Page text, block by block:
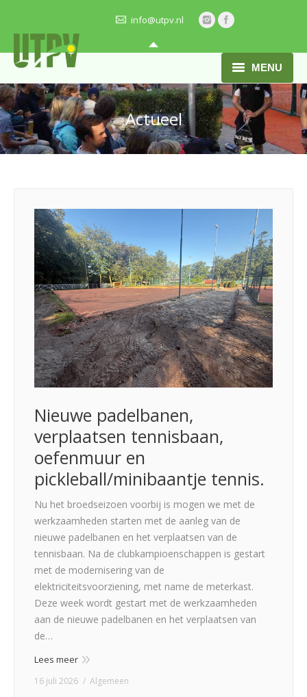
info@utpv.nl
MENU
HOME
ONZE VERENIGING
JEUGD
VRAGEN?
Actueel
Nieuwe padelbanen,
verplaatsen tennisbaan,
oefenmuur en
pickleball/minibaantje tennis.
Nu het broedseizoen voorbij is mogen we met de
werkzaamheden starten met de aanleg van de
nieuwe padelbanen en het verplaatsen van de
tennisbaan. Na de clubkampioenschappen is gestart
met de modernisering van de
elektriciteitsvoorziening, met name de meterkast.
Deze week wordt gestart met de werkzaamheden
aan de nieuwe padelbanen en het verplaatsen van
de…
Lees meer
16 juli 2026 Algemeen